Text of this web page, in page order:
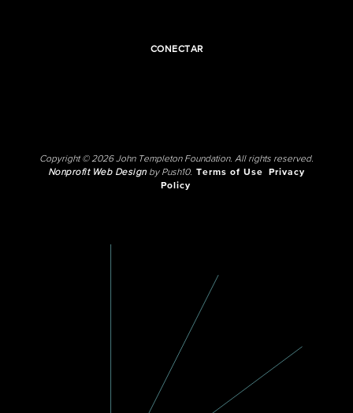
CONECTAR
Copyright © 2026 John Templeton Foundation. All rights reserved.
Nonprofit Web Designby Push10. Terms of Use
Privacy
Policy